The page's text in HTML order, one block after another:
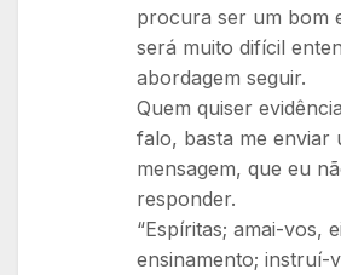
procura ser um bom
será muito difícil
abordagem seguir.
Quem quiser
falo, basta me enviar
mensagem, que eu
responder.
“Espíritas; amai-vos,
ensinamento; instruí-